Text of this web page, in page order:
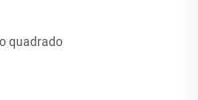
quadrado